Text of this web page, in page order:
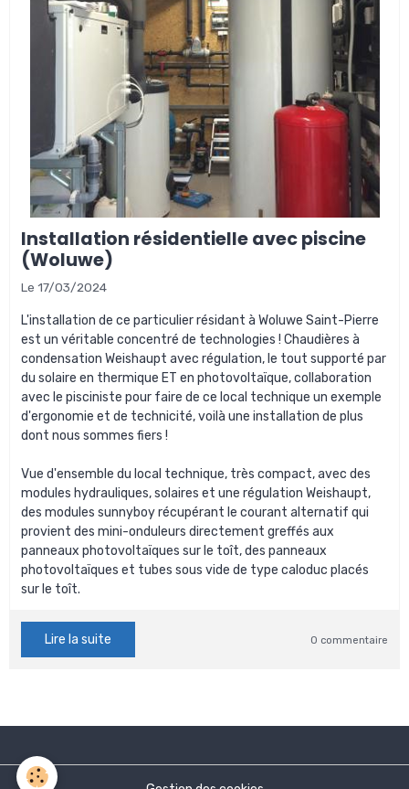
Installation résidentielle avec piscine
(Woluwe)
Le 17/03/2024
L'installation de ce particulier résidant à Woluwe Saint-Pierre
est un véritable concentré de technologies ! Chaudières à
condensation Weishaupt avec régulation, le tout supporté par
du solaire en thermique ET en photovoltaïque, collaboration
avec le pisciniste pour faire de ce local technique un exemple
d'ergonomie et de technicité, voilà une installation de plus
dont nous sommes fiers !
Vue d'ensemble du local technique, très compact, avec des
modules hydrauliques, solaires et une régulation Weishaupt,
des modules sunnyboy récupérant le courant alternatif qui
provient des mini-onduleurs directement greffés aux
panneaux photovoltaïques sur le toît, des panneaux
photovoltaïques et tubes sous vide de type caloduc placés
sur le toît.
Lire la suite 0 commentaire